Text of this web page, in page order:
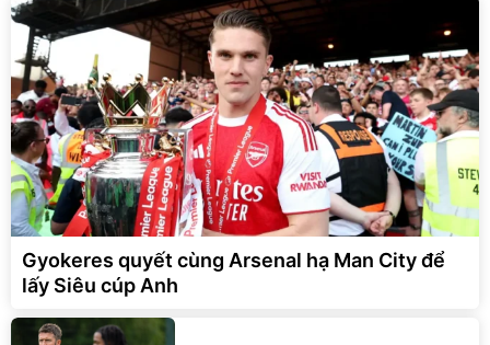
Gyokeres quyết cùng Arsenal hạ Man City để
lấy Siêu cúp Anh